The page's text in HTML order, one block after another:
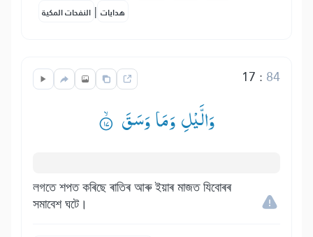
النفحات المكية | هدايات
17 : 84
وَالَّیْلِ وَمَا وَسَقَ ۟ۙ
লগতে শপত কৰিছে ৰাতিৰ আৰু ইয়াৰ মাজত যিবোৰৰ
সমাবেশ ঘটে।